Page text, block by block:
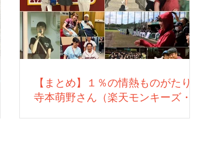
【まとめ】１％の情熱ものがたり：
寺本萌野さん（楽天モンキーズ・営